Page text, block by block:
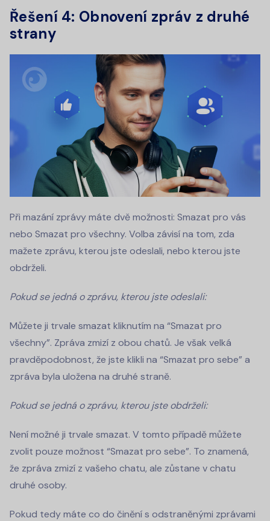
Řešení 4: Obnovení zpráv z druhé
strany
Při mazání zprávy máte dvě možnosti: Smazat pro vás
nebo Smazat pro všechny. Volba závisí na tom, zda
mažete zprávu, kterou jste odeslali, nebo kterou jste
obdrželi.
Pokud se jedná o zprávu, kterou jste odeslali:
Můžete ji trvale smazat kliknutím na “Smazat pro
všechny”. Zpráva zmizí z obou chatů. Je však velká
pravděpodobnost, že jste klikli na “Smazat pro sebe” a
zpráva byla uložena na druhé straně.
Pokud se jedná o zprávu, kterou jste obdrželi:
Není možné ji trvale smazat. V tomto případě můžete
zvolit pouze možnost “Smazat pro sebe”. To znamená,
že zpráva zmizí z vašeho chatu, ale zůstane v chatu
druhé osoby.
Pokud tedy máte co do činění s odstraněnými zprávami